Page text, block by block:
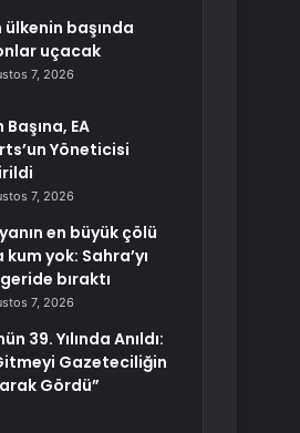
ülkenin başında
uçacak
7, 2026
Başına, EA
Yöneticisi
7, 2026
en büyük çölü
kum yok: Sahra’yı
bıraktı
7, 2026
39. Yılında Anıldı:
Gazeteciliğin
Gördü”